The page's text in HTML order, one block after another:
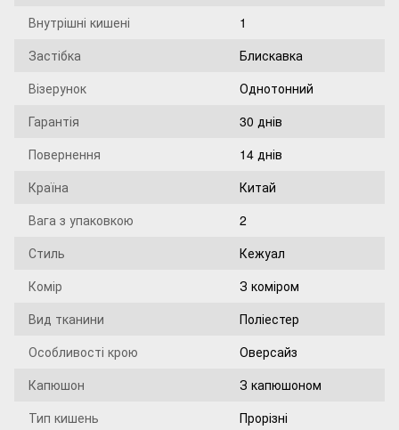
Внутрішні кишені
1
Застібка
Блискавка
Візерунок
Однотонний
Гарантія
30 днів
Повернення
14 днів
Країна
Китай
Вага з упаковкою
2
Стиль
Кежуал
Комір
З коміром
Вид тканини
Поліестер
Особливості крою
Оверсайз
Капюшон
З капюшоном
Тип кишень
Прорізні